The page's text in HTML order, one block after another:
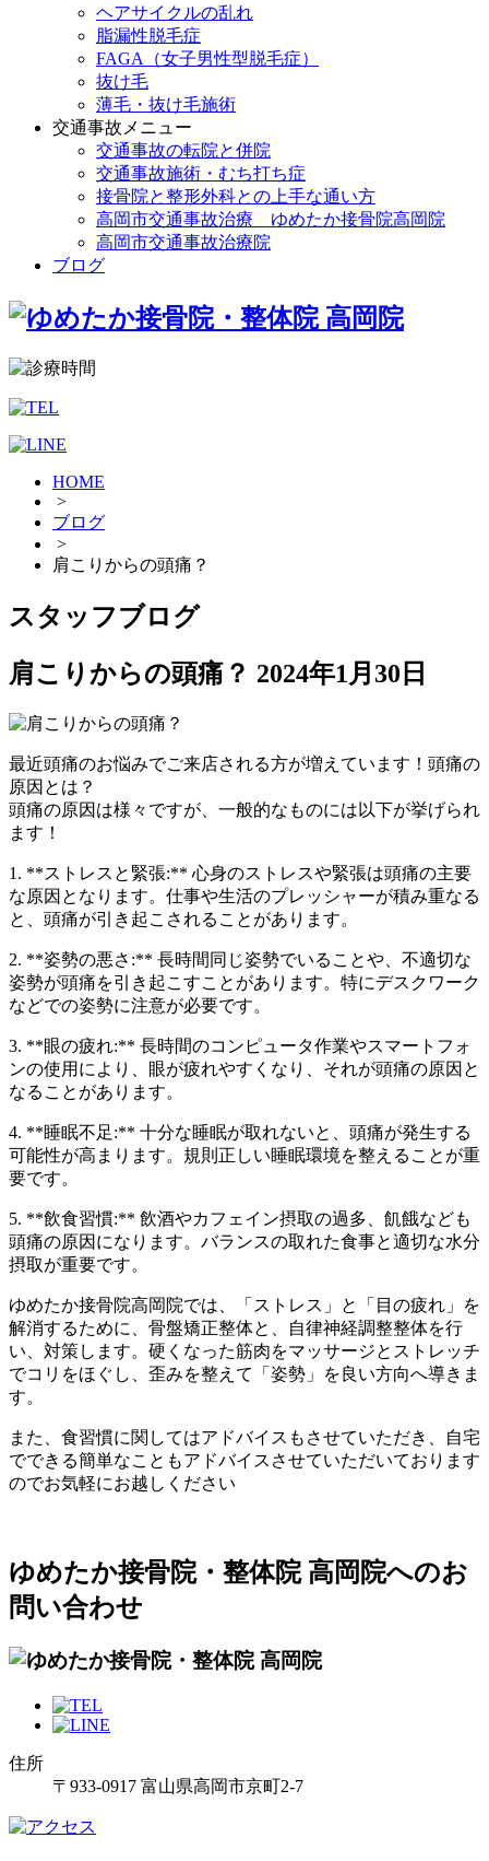
ヘアサイクルの乱れ
脂漏性脱毛症
FAGA（女子男性型脱毛症）
抜け毛
薄毛・抜け毛施術
交通事故メニュー
交通事故の転院と併院
交通事故施術・むち打ち症
接骨院と整形外科との上手な通い方
高岡市交通事故治療 ゆめたか接骨院高岡院
高岡市交通事故治療院
ブログ
HOME
>
ブログ
>
肩こりからの頭痛？
スタッフブログ
肩こりからの頭痛？ 2024年1月30日
最近頭痛のお悩みでご来店される方が増えています！頭痛の
原因とは？
頭痛の原因は様々ですが、一般的なものには以下が挙げられ
ます！
1. **ストレスと緊張:** 心身のストレスや緊張は頭痛の主要
な原因となります。仕事や生活のプレッシャーが積み重なる
と、頭痛が引き起こされることがあります。
2. **姿勢の悪さ:** 長時間同じ姿勢でいることや、不適切な
姿勢が頭痛を引き起こすことがあります。特にデスクワーク
などでの姿勢に注意が必要です。
3. **眼の疲れ:** 長時間のコンピュータ作業やスマートフォ
ンの使用により、眼が疲れやすくなり、それが頭痛の原因と
なることがあります。
4. **睡眠不足:** 十分な睡眠が取れないと、頭痛が発生する
可能性が高まります。規則正しい睡眠環境を整えることが重
要です。
5. **飲食習慣:** 飲酒やカフェイン摂取の過多、飢餓なども
頭痛の原因になります。バランスの取れた食事と適切な水分
摂取が重要です。
ゆめたか接骨院高岡院では、「ストレス」と「目の疲れ」を
解消するために、骨盤矯正整体と、自律神経調整整体を行
い、対策します。硬くなった筋肉をマッサージとストレッチ
でコリをほぐし、歪みを整えて「姿勢」を良い方向へ導きま
す。
また、食習慣に関してはアドバイスもさせていただき、自宅
でできる簡単なこともアドバイスさせていただいております
のでお気軽にお越しください
ゆめたか接骨院・整体院 高岡院へのお
問い合わせ
住所
〒933-0917 富山県高岡市京町2-7